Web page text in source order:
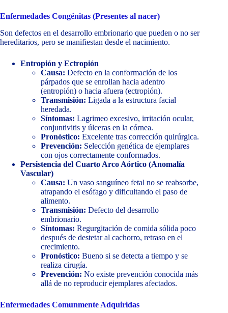
Enfermedades Congénitas (Presentes al nacer)
Son defectos en el desarrollo embrionario que pueden o no ser
hereditarios, pero se manifiestan desde el nacimiento.
Entropión y Ectropión
Causa: Defecto en la conformación de los
párpados que se enrollan hacia adentro
(entropión) o hacia afuera (ectropión).
Transmisión: Ligada a la estructura facial
heredada.
Síntomas: Lagrimeo excesivo, irritación ocular,
conjuntivitis y úlceras en la córnea.
Pronóstico: Excelente tras corrección quirúrgica.
Prevención: Selección genética de ejemplares
con ojos correctamente conformados.
Persistencia del Cuarto Arco Aórtico (Anomalía
Vascular)
Causa: Un vaso sanguíneo fetal no se reabsorbe,
atrapando el esófago y dificultando el paso de
alimento.
Transmisión: Defecto del desarrollo
embrionario.
Síntomas: Regurgitación de comida sólida poco
después de destetar al cachorro, retraso en el
crecimiento.
Pronóstico: Bueno si se detecta a tiempo y se
realiza cirugía.
Prevención: No existe prevención conocida más
allá de no reproducir ejemplares afectados.
Enfermedades Comunmente Adquiridas